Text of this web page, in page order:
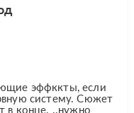
эффккты, если
систему. Сюжет
в конце. ..нужно